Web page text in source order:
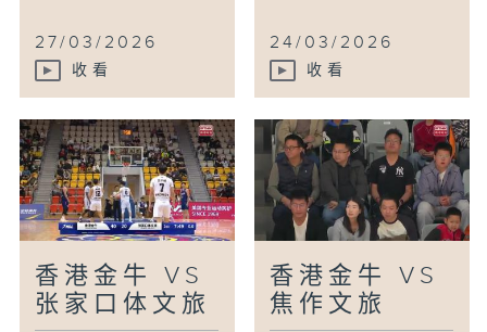
27/03/2026
收看
24/03/2026
收看
香港金牛 VS
张家口体文旅
香港金牛 VS
焦作文旅